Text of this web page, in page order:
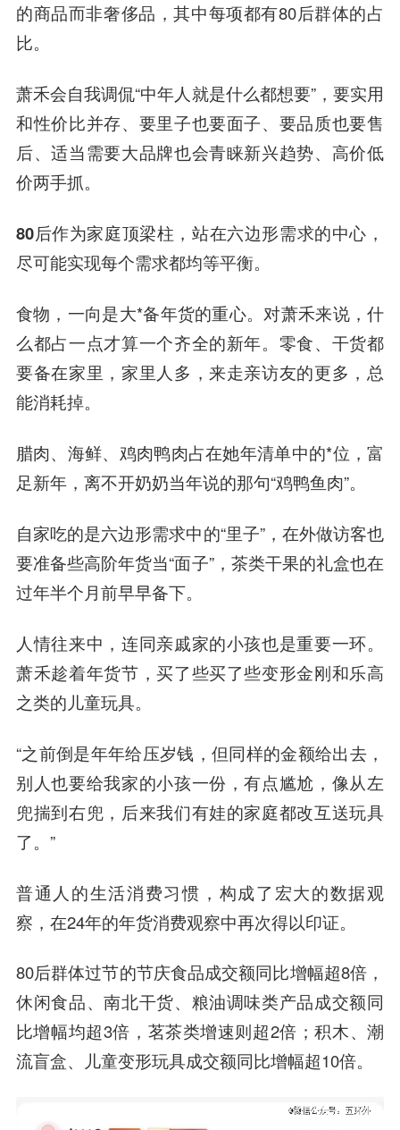
的商品而非奢侈品，其中每项都有80后群体的占
比。
萧禾会自我调侃“中年人就是什么都想要”，要实用
和性价比并存、要里子也要面子、要品质也要售
后、适当需要大品牌也会青睐新兴趋势、高价低
价两手抓。
80后作为家庭顶梁柱，站在六边形需求的中心，
尽可能实现每个需求都均等平衡。
食物，一向是大*备年货的重心。对萧禾来说，什
么都占一点才算一个齐全的新年。零食、干货都
要备在家里，家里人多，来走亲访友的更多，总
能消耗掉。
腊肉、海鲜、鸡肉鸭肉占在她年清单中的*位，富
足新年，离不开奶奶当年说的那句“鸡鸭鱼肉”。
自家吃的是六边形需求中的“里子”，在外做访客也
要准备些高阶年货当“面子”，茶类干果的礼盒也在
过年半个月前早早备下。
人情往来中，连同亲戚家的小孩也是重要一环。
萧禾趁着年货节，买了些买了些变形金刚和乐高
之类的儿童玩具。
“之前倒是年年给压岁钱，但同样的金额给出去，
别人也要给我家的小孩一份，有点尴尬，像从左
兜揣到右兜，后来我们有娃的家庭都改互送玩具
了。”
普通人的生活消费习惯，构成了宏大的数据观
察，在24年的年货消费观察中再次得以印证。
80后群体过节的节庆食品成交额同比增幅超8倍，
休闲食品、南北干货、粮油调味类产品成交额同
比增幅均超3倍，茗茶类增速则超2倍；积木、潮
流盲盒、儿童变形玩具成交额同比增幅超10倍。